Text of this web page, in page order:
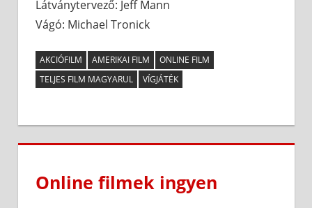
Látványtervező: Jeff Mann
Vágó: Michael Tronick
AKCIÓFILM AMERIKAI FILM
ONLINE FILM
TELJES FILM MAGYARUL
VÍGJÁTÉK
Online filmek ingyen